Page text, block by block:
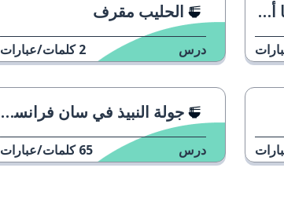
الحليب مقرف
درس 2 كلمات/عبارات
جولة النبيذ في سان فرانسيسكو
درس 65 كلمات/عبارات